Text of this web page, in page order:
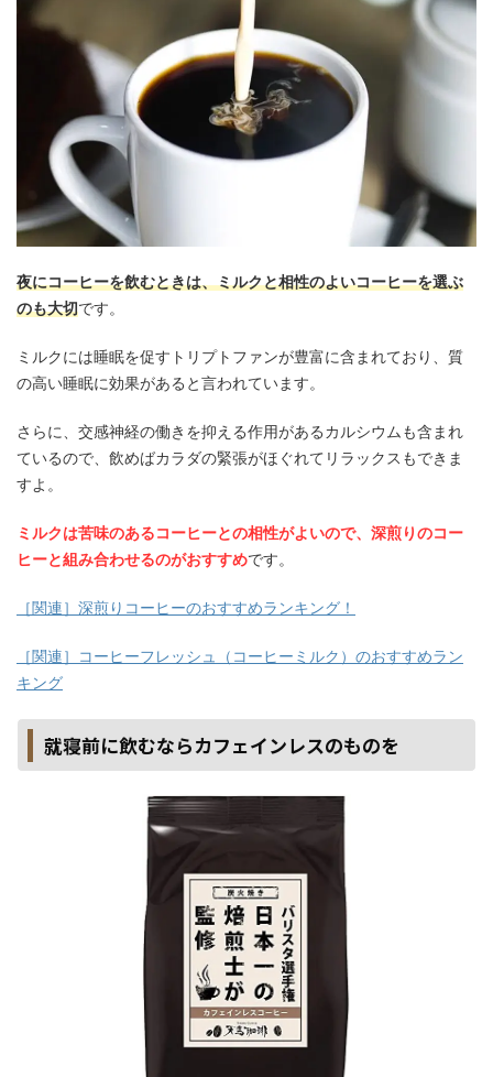
夜にコーヒーを飲むときは、ミルクと相性のよいコーヒーを選ぶ
のも大切です。
ミルクには睡眠を促すトリプトファンが豊富に含まれており、質
の高い睡眠に効果があると言われています。
さらに、交感神経の働きを抑える作用があるカルシウムも含まれ
ているので、飲めばカラダの緊張がほぐれてリラックスもできま
すよ。
ミルクは苦味のあるコーヒーとの相性がよいので、深煎りのコー
ヒーと組み合わせるのがおすすめです。
［関連］深煎りコーヒーのおすすめランキング！
［関連］コーヒーフレッシュ（コーヒーミルク）のおすすめラン
キング
就寝前に飲むならカフェインレスのものを